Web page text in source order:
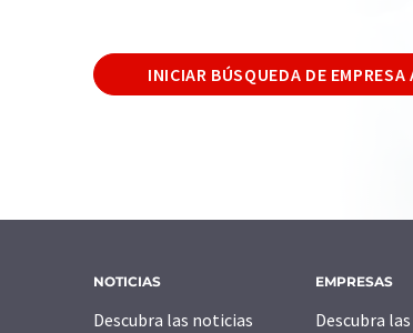
INICIAR BÚSQUEDA DE EMPRESA
NOTICIAS
Descubra las noticias
EMPRESAS
Descubra